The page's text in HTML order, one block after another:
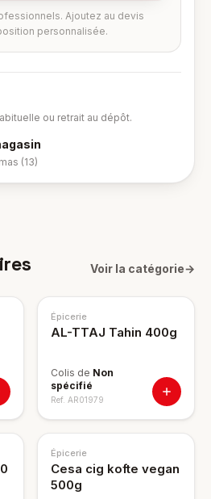
Ajoutez au devis
personnalisée.
ou retrait au dépôt.
(13)
Voir la catégorie→
Épicerie
AL-TTAJ Tahin 400g
Colis de Non
spécifié
Ref. AR01979
Épicerie
Cesa cig kofte vegan
500g